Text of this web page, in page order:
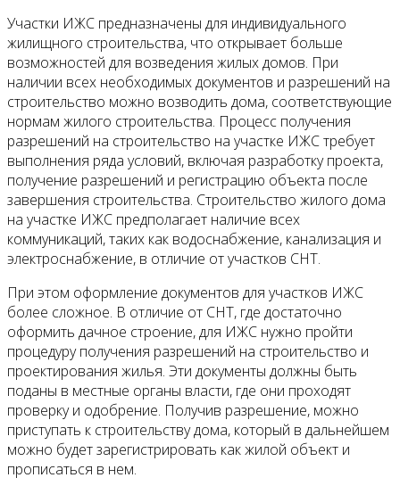
Участки ИЖС предназначены для индивидуального
жилищного строительства, что открывает больше
возможностей для возведения жилых домов. При
наличии всех необходимых документов и разрешений на
строительство можно возводить дома, соответствующие
нормам жилого строительства. Процесс получения
разрешений на строительство на участке ИЖС требует
выполнения ряда условий, включая разработку проекта,
получение разрешений и регистрацию объекта после
завершения строительства. Строительство жилого дома
на участке ИЖС предполагает наличие всех
коммуникаций, таких как водоснабжение, канализация и
электроснабжение, в отличие от участков СНТ.
При этом оформление документов для участков ИЖС
более сложное. В отличие от СНТ, где достаточно
оформить дачное строение, для ИЖС нужно пройти
процедуру получения разрешений на строительство и
проектирования жилья. Эти документы должны быть
поданы в местные органы власти, где они проходят
проверку и одобрение. Получив разрешение, можно
приступать к строительству дома, который в дальнейшем
можно будет зарегистрировать как жилой объект и
прописаться в нем.